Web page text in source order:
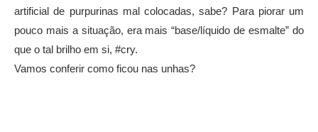
artificial de purpurinas mal colocadas, sabe? Para piorar um
pouco mais a situação, era mais “base/líquido de esmalte” do
que o tal brilho em si, #cry.
Vamos conferir como ficou nas unhas?